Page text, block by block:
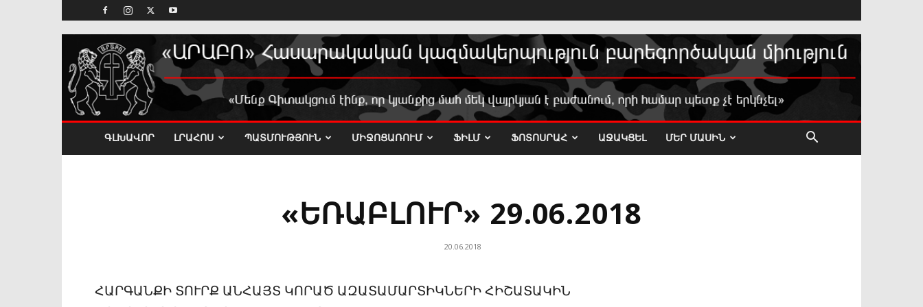
ԳԼԽԱՎՈՐ ԼՐԱՀՈՍ ՊԱՏՄՈՒԹՅՈՒՆ ՄԻՋՈՑԱՌՈՒՄ ՖԻԼՄ ՖՈՏՈՍՐԱՀ ԱՋԱԿՑԵԼ ՄԵՐ ՄԱՍԻՆ
«ԵՌԱԲԼՈՒՐ» 29.06.2018
20.06.2018
ՀԱՐԳԱՆՔԻ ՏՈՒՐՔ ԱՆՀԱՅՏ ԿՈՐԱԾ ԱԶԱՏԱՄԱՐՏԻԿՆԵՐԻ ՀԻՇԱՏԱԿԻՆ